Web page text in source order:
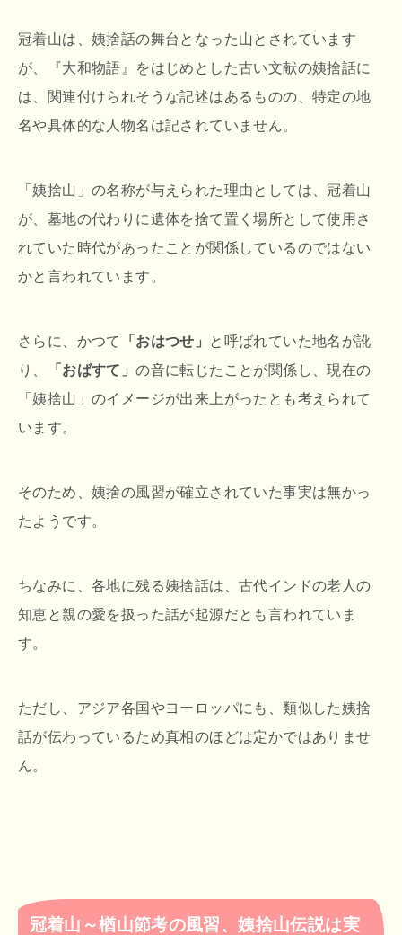
冠着山は、姨捨話の舞台となった山とされています
が、『大和物語』をはじめとした古い文献の姨捨話に
は、関連付けられそうな記述はあるものの、特定の地
名や具体的な人物名は記されていません。
「姨捨山」の名称が与えられた理由としては、冠着山
が、墓地の代わりに遺体を捨て置く場所として使用さ
れていた時代があったことが関係しているのではない
かと言われています。
さらに、かつて 「おはつせ」
と呼ばれていた地名が訛
り、
「おばすて」の音に転じたことが関係し、現在の
「姨捨山」のイメージが出来上がったとも考えられて
います。
そのため、姨捨の風習が確立されていた事実は無かっ
たようです。
ちなみに、各地に残る姨捨話は、古代インドの老人の
知恵と親の愛を扱った話が起源だとも言われていま
す。
ただし、アジア各国やヨーロッパにも、類似した姨捨
話が伝わっているため真相のほどは定かではありませ
ん。
冠着山～楢山節考の風習、姨捨山伝説は実